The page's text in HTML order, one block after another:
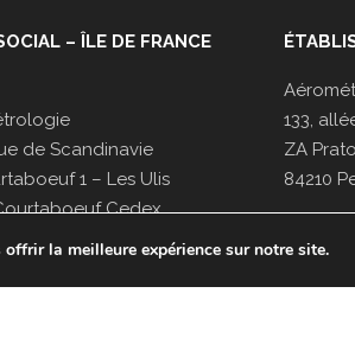
– ÎLE DE FRANCE
de Scandinavie
1 – Les Ulis
Cedex
86 48 00
28 10 55
133,
ZA
84210
Tel :
Fax : 04
la meilleure expérience sur notre site.